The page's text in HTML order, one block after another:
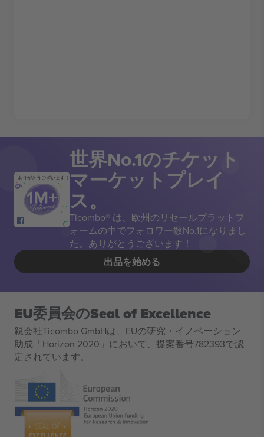
ありがとうございます！
世界No.1のチケット
マーケットプレイ
ス。
Ticombo® は、欧州のリセールプラットフ
ォームの中でフォロワー数No.1になりまし
た。ありがとうございます！
出品を始める
EU委員会のSeal of Excellence
親会社Ticombo GmbHは、EUの研究・イノベーション
助成「Horizon 2020」において、提案番号782393で認
定されています。